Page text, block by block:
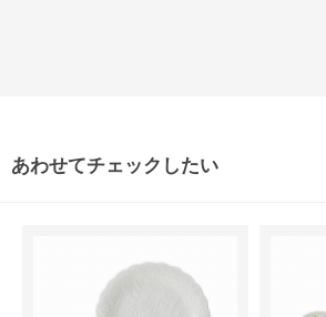
あわせてチェックしたい